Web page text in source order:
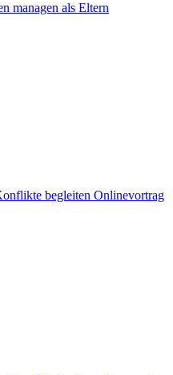
managen als Eltern
begleiten Onlinevortrag